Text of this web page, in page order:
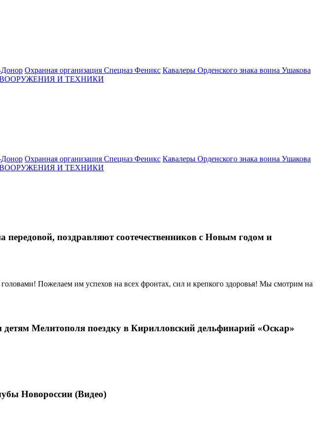
Донор Охранная организация Спецназ Феникс Кавалеры Орденского знака воина Ушакова
И ТЕХНИКИ
Донор Охранная организация Спецназ Феникс Кавалеры Орденского знака воина Ушакова
И ТЕХНИКИ
поздравляют соотечественников с Новым годом и
Пожелаем им успехов на всех фронтах, сил и крепкого здоровья! Мы смотрим на
Мелитополя поездку в Кирилловский дельфинарий «Оскар»
Новороссии (Видео)